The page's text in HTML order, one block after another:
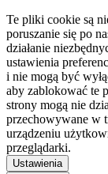
Te pliki cookie są
poruszanie się po
działanie
ustawienia
i nie mogą być
aby zablokować te
strony mogą nie
przechowywane w
urządzeniu
przeglądarki.
Ustawienia